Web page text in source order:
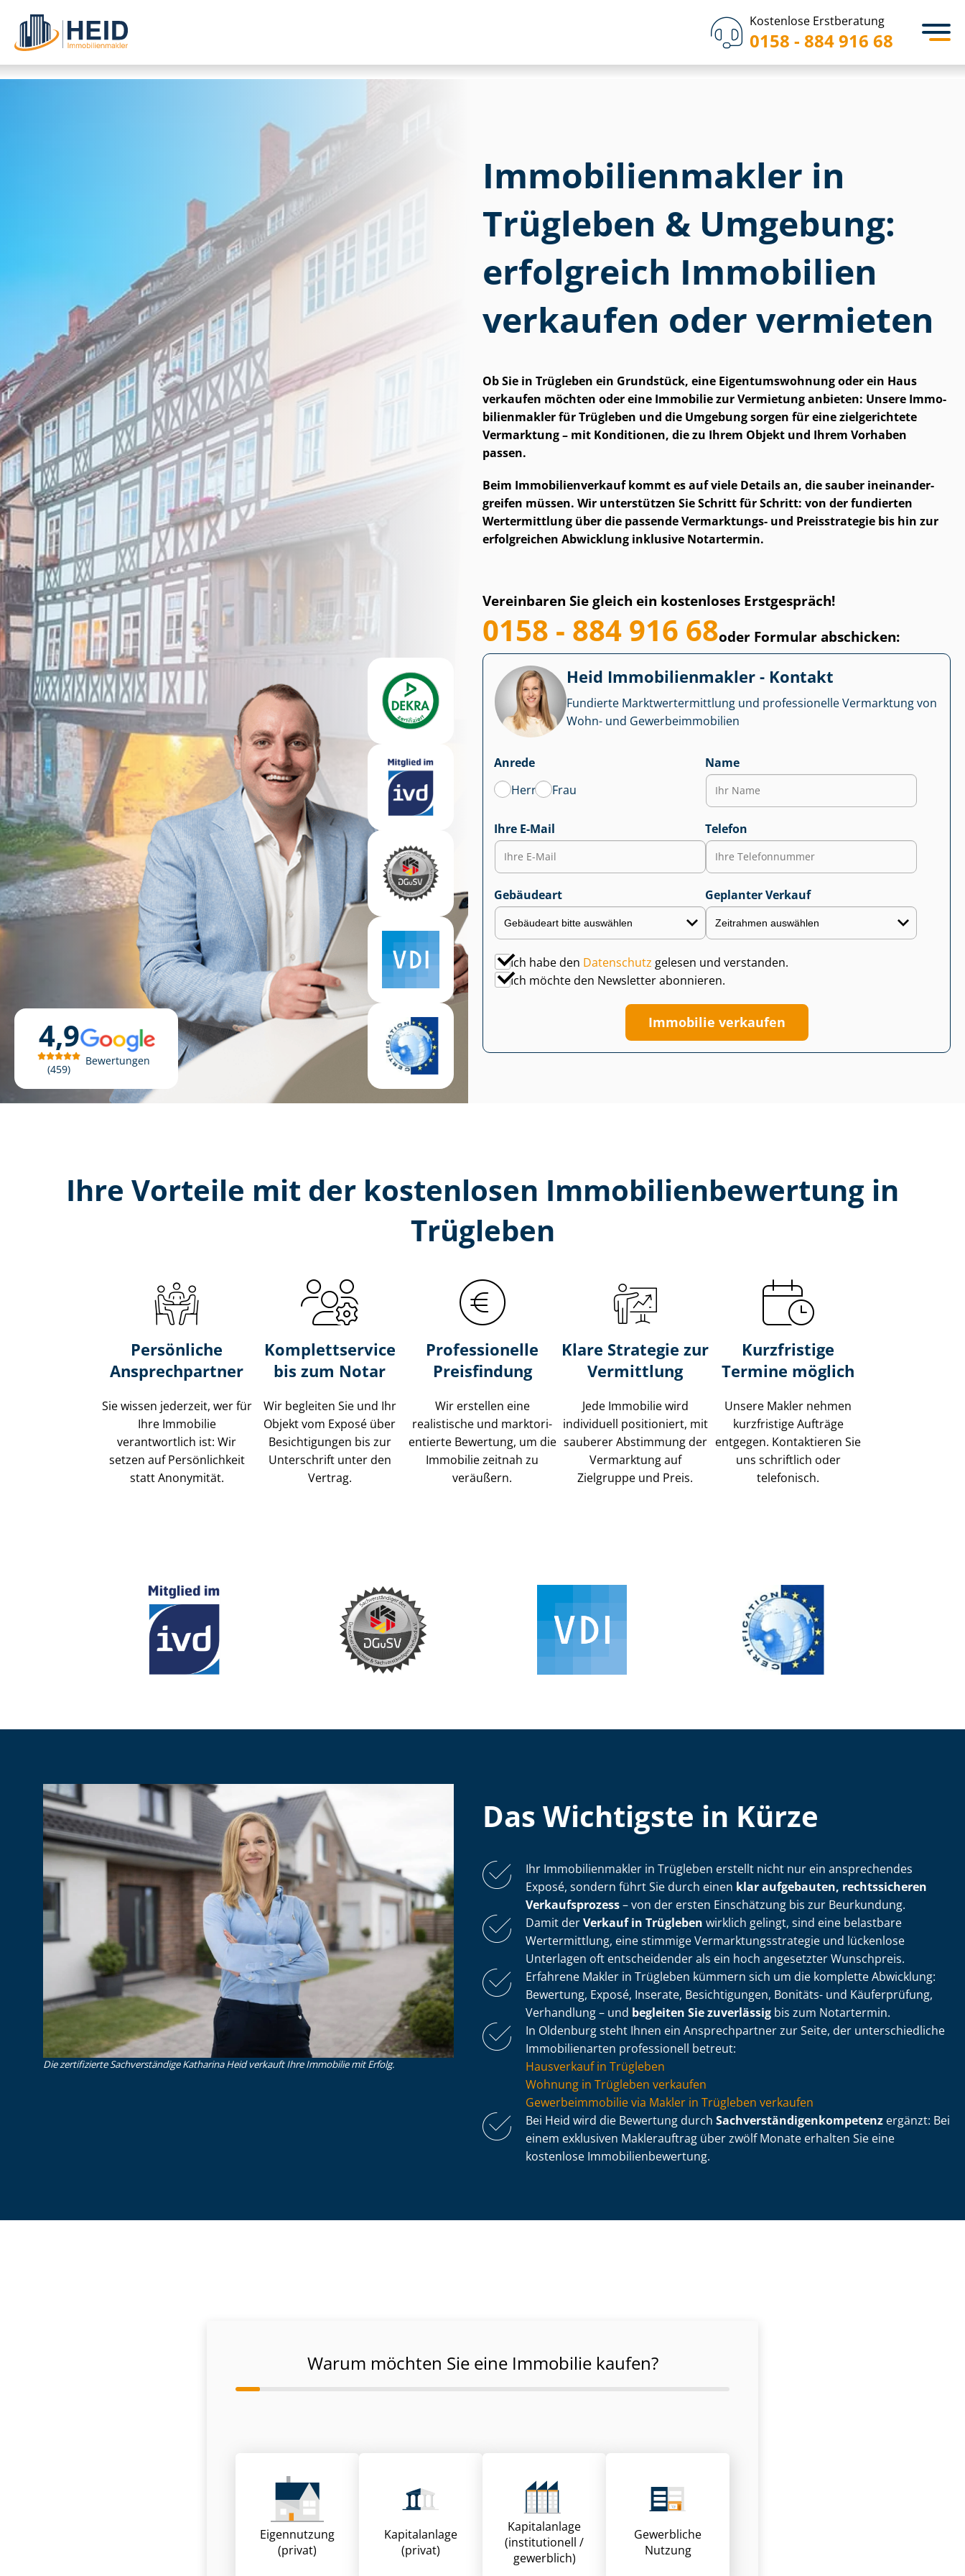
Kostenlose Erstberatung
0158 - 884 916 68
4,9
459
Bewertungen
Im­mo­bi­li­en­mak­ler in
Trügleben & Umgebung:
erfolgreich Immobilien
verkaufen oder vermieten
Ob Sie in Trügleben ein Grundstück, eine Ei­gen­tums­woh­nung oder ein Haus
verkaufen möchten oder eine Immobilie zur Vermietung anbieten: Unsere Im­mo­
bi­li­en­mak­ler für Trügleben und die Umgebung sorgen für eine zielgerichtete
Vermarktung – mit Konditionen, die zu Ihrem Objekt und Ihrem Vorhaben
passen.
Beim Im­mo­bi­li­en­ver­kauf kommt es auf viele Details an, die sauber in­ein­an­der­
grei­fen müssen. Wir unterstützen Sie Schritt für Schritt: von der fundierten
Wertermittlung über die passende Vermarktungs- und Preisstrategie bis hin zur
erfolgreichen Abwicklung inklusive Notartermin.
Vereinbaren Sie gleich ein kostenloses Erstgespräch!
0158 - 884 916 68oder Formular abschicken:
Heid Im­mo­bi­li­en­mak­ler - Kontakt
Fundierte Markt­wert­ermitt­lung und professionelle Vermarktung von
Wohn- und Ge­wer­be­im­mo­bi­li­en
Anrede
Herr
Frau
Name
Ihre E-Mail Telefon
Gebäudeart Geplanter Verkauf
Ich habe den Datenschutz gelesen und verstanden.
Ich möchte den Newsletter abonnieren.
Immobilie verkaufen
Ihre Vorteile mit der kostenlosen Im­mo­bi­li­en­be­wer­tung in
Trügleben
Persönliche
Ansprechpartner
Sie wissen jederzeit, wer für
Ihre Immobilie
verantwortlich ist: Wir
setzen auf Persönlichkeit
statt Anonymität.
Komplettservice
bis zum Notar
Wir begleiten Sie und Ihr
Objekt vom Exposé über
Besichtigungen bis zur
Unterschrift unter den
Vertrag.
Professionelle
Preisfindung
Wir erstellen eine
realistische und markt­ori­
en­tier­te Bewertung, um die
Immobilie zeitnah zu
veräußern.
Klare Strategie zur
Vermittlung
Jede Immobilie wird
individuell positioniert, mit
sauberer Abstimmung der
Vermarktung auf
Zielgruppe und Preis.
Kurzfristige
Termine möglich
Unsere Makler nehmen
kurzfristige Aufträge
entgegen. Kontaktieren Sie
uns schriftlich oder
telefonisch.
Die zertifizierte Sachverständige Katharina Heid verkauft Ihre Immobilie mit Erfolg.
Das Wichtigste in Kürze
Ihr Im­mo­bi­li­en­mak­ler in Trügleben erstellt nicht nur ein ansprechendes
Exposé, sondern führt Sie durch einen klar aufgebauten, rechtssicheren
Verkaufsprozess– von der ersten Einschätzung bis zur Beurkundung.
Damit derVerkauf in Trügleben wirklich gelingt, sind eine belastbare
Wertermittlung, eine stimmige Ver­mark­tungs­stra­te­gie und lückenlose
Unterlagen oft entscheidender als ein hoch angesetzter Wunschpreis.
Erfahrene Makler in Trügleben kümmern sich um die komplette Abwicklung:
Bewertung, Exposé, Inserate, Besichtigungen, Bonitäts- und Käuferprüfung,
Verhandlung – und begleiten Sie zuverlässig bis zum Notartermin.
In Oldenburg steht Ihnen ein Ansprechpartner zur Seite, der un­ter­schied­li­che
Immobilienarten professionell betreut:
Hausverkauf in Trügleben
Wohnung in Trügleben verkaufen
Ge­wer­be­im­mo­bi­lie via Makler in Trügleben verkaufen
Bei Heid wird die Bewertung durch Sach­ver­stän­di­gen­kom­pe­tenz ergänzt: Bei
einem exklusiven Maklerauftrag über zwölf Monate erhalten Sie eine
kostenlose Im­mo­bi­li­en­be­wer­tung.
Warum möchten Sie eine Immobilie kaufen?
Eigennutzung
(privat)
Kapitalanlage
(privat)
Kapitalanlage
(institutionell /
gewerblich)
Gewerbliche
Nutzung